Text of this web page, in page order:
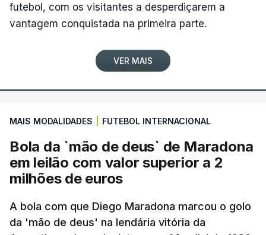
futebol, com os visitantes a desperdiçarem a
vantagem conquistada na primeira parte.
VER MAIS
MAIS MODALIDADES FUTEBOL INTERNACIONAL
Bola da `mão de deus` de Maradona
em leilão com valor superior a 2
milhões de euros
A bola com que Diego Maradona marcou o golo
da 'mão de deus' na lendária vitória da